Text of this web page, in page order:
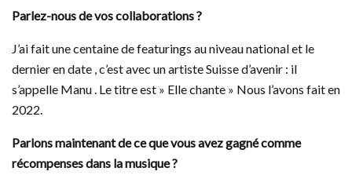
Parlez-nous de vos collaborations ?
J’ai fait une centaine de featurings au niveau national et le
dernier en date , c’est avec un artiste Suisse d’avenir : il
s’appelle Manu . Le titre est » Elle chante » Nous l’avons fait en
2022.
Parlons maintenant de ce que vous avez gagné comme
récompenses dans la musique ?